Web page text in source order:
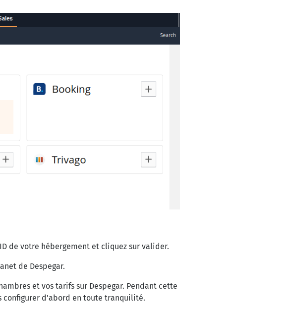
de votre hébergement et cliquez sur valider.
de Despegar.
et vos tarifs sur Despegar. Pendant cette
configurer d'abord en toute tranquilité.